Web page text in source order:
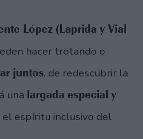
López (Laprida y Vial
hacer trotando o
juntos, de redescubrir la
una largada especial y
el espíritu inclusivo del